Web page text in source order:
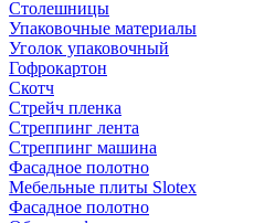
Столешницы
Упаковочные материалы
Уголок упаковочный
Гофрокартон
Скотч
Стрейч пленка
Стреппинг лента
Стреппинг машина
Фасадное полотно
Мебельные плиты Slotex
Фасадное полотно